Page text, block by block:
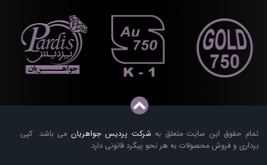
تمام حقوق این سایت متعلق به شرکت پردیس جواهریان می باشد. کپی
برداری و فروش محصولات به هر نحو پیگرد قانونی دارد.